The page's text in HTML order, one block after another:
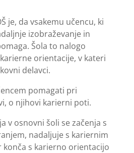
je, da vsakemu učencu, ki
izobraževanje in
Šola to nalogo
orientacije, v kateri
delavci.
pomagati pri
o njihovi karierni poti.
v osnovni šoli se začenja s
nadaljuje s kariernim
konča s karierno orientacijo